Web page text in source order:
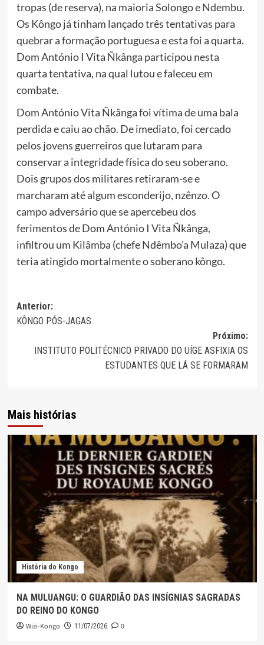
tropas (de reserva), na maioria Solongo e Ndembu.
Os Kôngo já tinham lançado três tentativas para
quebrar a formação portuguesa e esta foi a quarta.
Dom António I Vita Ñkânga participou nesta
quarta tentativa, na qual lutou e faleceu em
combate.
Dom António Vita Ñkânga foi vítima de uma bala
perdida e caiu ao chão. De imediato, foi cercado
pelos jovens guerreiros que lutaram para
conservar a integridade física do seu soberano.
Dois grupos dos militares retiraram-se e
marcharam até algum esconderijo, nzênzo. O
campo adversário que se apercebeu dos
ferimentos de Dom António I Vita Ñkânga,
infiltrou um Kilâmba (chefe Ndêmbo’a Mulaza) que
teria atingido mortalmente o soberano kôngo.
Navegação
de
artigos
Anterior:
KÔNGO PÓS-JAGAS
Próximo:
INSTITUTO POLITÉCNICO PRIVADO DO UÍGE ASFIXIA OS
ESTUDANTES QUE LÁ SE FORMARAM
Mais histórias
História do Kongo
NA MULUANGU: O GUARDIÃO DAS INSÍGNIAS SAGRADAS
DO REINO DO KONGO
Wizi-Kongo 11/07/2026 0